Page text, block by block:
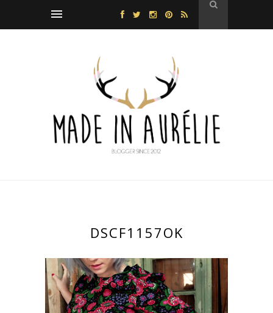
DSCF1157OK